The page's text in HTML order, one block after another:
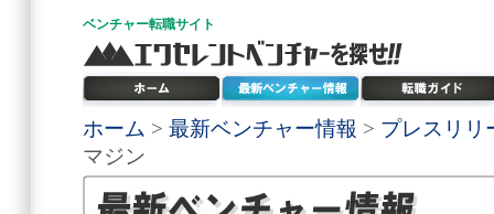
ベンチャー転職サイト
ホーム > 最新ベンチャー情報 > プレスリリ
マジン